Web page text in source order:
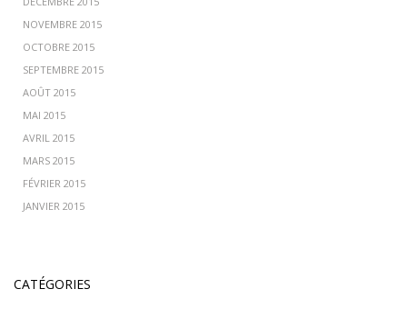
NOVEMBRE 2015
OCTOBRE 2015
SEPTEMBRE 2015
AOÛT 2015
MAI 2015
AVRIL 2015
MARS 2015
FÉVRIER 2015
JANVIER 2015
CATÉGORIES